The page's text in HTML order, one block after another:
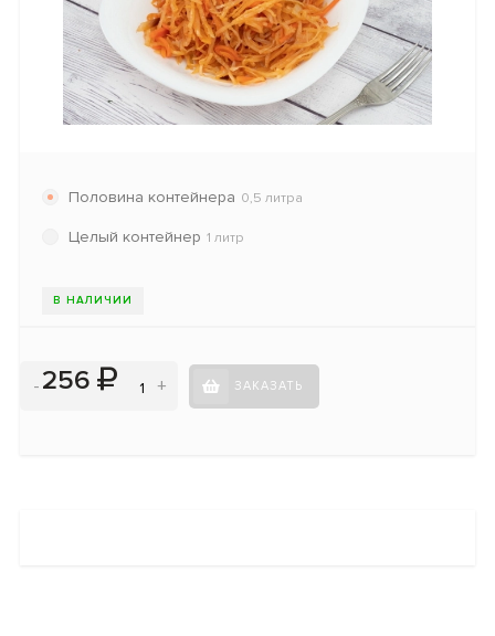
Половина контейнера 0,5 литра
Целый контейнер 1 литр
В НАЛИЧИИ
- 256 + ЗАКАЗАТЬ